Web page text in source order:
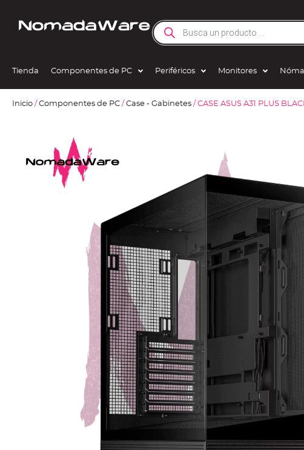
Tienda Componentes de PC Periféricos Monitores
Inicio / Componentes de PC / Case - Gabinetes / CASE ASUS A31 PLUS